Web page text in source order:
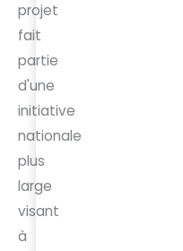
projet
fait
partie
d'une
initiative
nationale
plus
large
visant
à